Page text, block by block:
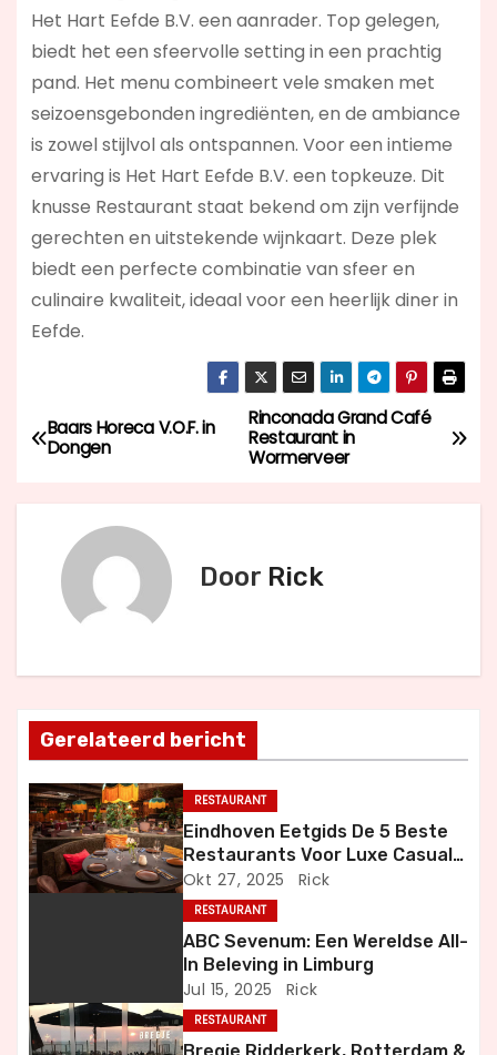
Het Hart Eefde B.V. een aanrader. Top gelegen,
biedt het een sfeervolle setting in een prachtig
pand. Het menu combineert vele smaken met
seizoensgebonden ingrediënten, en de ambiance
is zowel stijlvol als ontspannen. Voor een intieme
ervaring is Het Hart Eefde B.V. een topkeuze. Dit
knusse Restaurant staat bekend om zijn verfijnde
gerechten en uitstekende wijnkaart. Deze plek
biedt een perfecte combinatie van sfeer en
culinaire kwaliteit, ideaal voor een heerlijk diner in
Eefde.
B
t
n
a
v
i
t
Rinconada Grand Café
Restaurant in
Wormerveer
Baars Horeca V.O.F. in
Dongen
Door Rick
Gerelateerd bericht
RESTAURANT
Eindhoven Eetgids De 5 Beste
Restaurants Voor Luxe Casual
en Bijzondere Momenten
Okt 27, 2025 Rick
RESTAURANT
ABC Sevenum: Een Wereldse All-
In Beleving in Limburg
Jul 15, 2025 Rick
RESTAURANT